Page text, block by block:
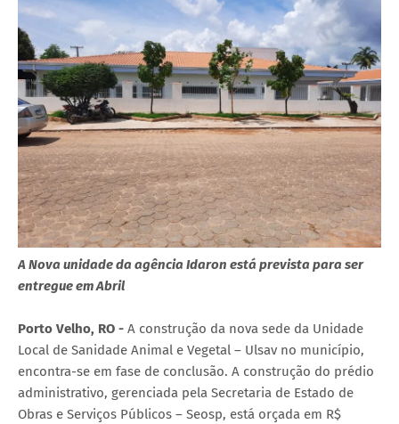
A Nova unidade da agência Idaron está prevista para ser
entregue em Abril
Porto Velho, RO - A construção da nova sede da Unidade
Local de Sanidade Animal e Vegetal – Ulsav no município,
encontra-se em fase de conclusão. A construção do prédio
administrativo, gerenciada pela Secretaria de Estado de
Obras e Serviços Públicos – Seosp, está orçada em R$